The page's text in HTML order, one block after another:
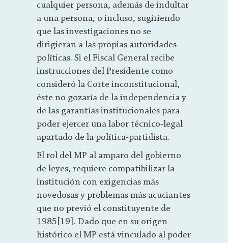
cualquier persona, además de indultar
a una persona, o incluso, sugiriendo
que las investigaciones no se
dirigieran a las propias autoridades
políticas. Si el Fiscal General recibe
instrucciones del Presidente como
consideró la Corte inconstitucional,
éste no gozaría de la independencia y
de las garantías institucionales para
poder ejercer una labor técnico-legal
apartado de la política-partidista.
El rol del MP al amparo del gobierno
de leyes, requiere compatibilizar la
institución con exigencias más
novedosas y problemas más acuciantes
que no previó el constituyente de
1985[19]. Dado que en su origen
histórico el MP está vinculado al poder